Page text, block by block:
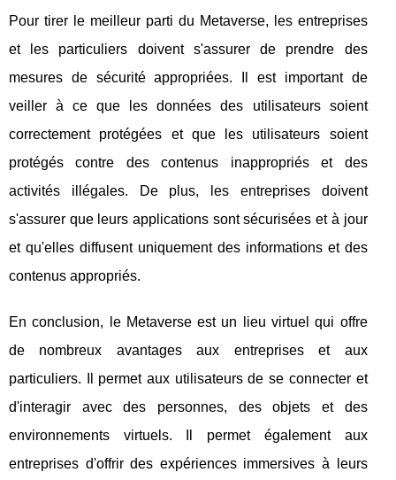
Pour tirer le meilleur parti du Metaverse, les entreprises
et les particuliers doivent s'assurer de prendre des
mesures de sécurité appropriées. Il est important de
veiller à ce que les données des utilisateurs soient
correctement protégées et que les utilisateurs soient
protégés contre des contenus inappropriés et des
activités illégales. De plus, les entreprises doivent
s'assurer que leurs applications sont sécurisées et à jour
et qu'elles diffusent uniquement des informations et des
contenus appropriés.
En conclusion, le Metaverse est un lieu virtuel qui offre
de nombreux avantages aux entreprises et aux
particuliers. Il permet aux utilisateurs de se connecter et
d'interagir avec des personnes, des objets et des
environnements virtuels. Il permet également aux
entreprises d'offrir des expériences immersives à leurs